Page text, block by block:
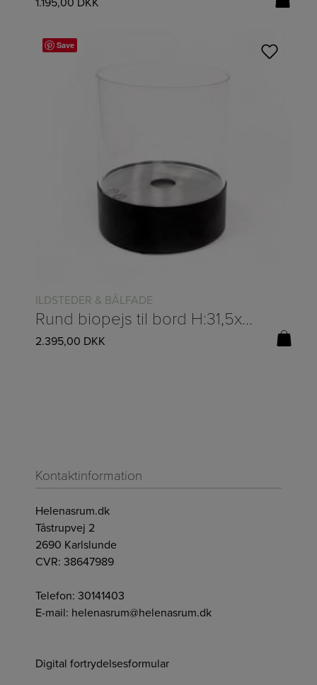
Save
Læs mere
ILDSTEDER & BÅLFADE
Rund biopejs til bord H:31,5xØ:25cm
2.395,00 DKK
Kontaktinformation
Helenasrum.dk
Tåstrupvej 2
2690 Karlslunde
CVR: 38647989
Telefon: 30141403
E-mail: helenasrum@helenasrum.dk
Digital fortrydelsesformular